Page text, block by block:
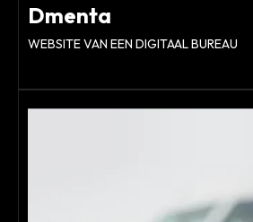
Dmenta
WEBSITE VAN EEN DIGITAAL BUREAU